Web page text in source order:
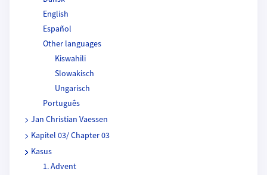
English
Español
Other languages
Kiswahili
Slowakisch
Ungarisch
Português
Jan Christian Vaessen
Kapitel 03/ Chapter 03
Kasus
1. Advent